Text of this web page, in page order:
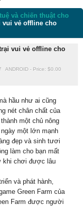
và chiến thuật cho
vui vẻ offline cho
vui vẻ offline cho
ANDROID - Price: $0.00
hầu như ai cũng
nét chân chất của
một chủ nông
một lớn mạnh
đẹp và sinh tươi
làm cho bạn mất
khi chơi được lâu
và phát hành,
Green Farm của
Farm được người